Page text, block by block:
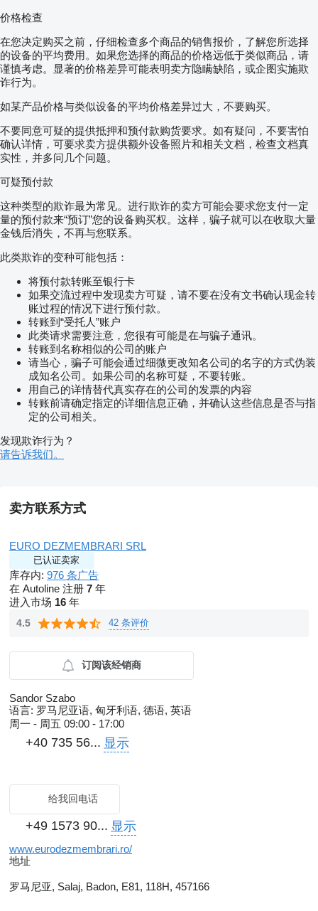
价格检查
在您决定购买之前，仔细检查多个商品的销售报价，了解您所选择
的设备的平均费用。如果您选择的商品的价格远低于类似商品，请
谨慎考虑。显著的价格差异可能表明卖方隐瞒缺陷，或企图实施欺
诈行为。
如某产品价格与类似设备的平均价格差异过大，不要购买。
不要同意可疑的提供抵押和预付款购货要求。如有疑问，不要害怕
确认详情，可要求卖方提供额外设备照片和相关文档，检查文档真
实性，并多问几个问题。
可疑预付款
这种类型的欺诈最为常见。进行欺诈的卖方可能会要求您支付一定
量的预付款来“预订”您的设备购买权。这样，骗子就可以在收取大量
金钱后消失，不再与您联系。
此类欺诈的变种可能包括：
将预付款转账至银行卡
如果交流过程中发现卖方可疑，请不要在没有文书确认现金转
账过程的情况下进行预付款。
转账到“受托人”账户
此类请求需要注意，您很有可能是在与骗子通讯。
转账到名称相似的公司的账户
请当心，骗子可能会通过细微更改知名公司的名字的方式伪装
成知名公司。如果公司的名称可疑，不要转账。
用自己的详情替代真实存在的公司的发票的内容
转账前请确定指定的详细信息正确，并确认这些信息是否与指
定的公司相关。
发现欺诈行为？
请告诉我们。
卖方联系方式
EURO DEZMEMBRARI SRL
已认证卖家
库存内: 976 条广告
在 Autoline 注册 7 年
进入市场 16 年
4.5 42 条评价
订阅该经销商
Sandor Szabo
语言: 罗马尼亚语, 匈牙利语, 德语, 英语
周一 - 周五 09:00 - 17:00
+40 735 56... 显示
给我回电话
+49 1573 90... 显示
www.eurodezmembrari.ro/
地址
罗马尼亚, Salaj, Badon, E81, 118H, 457166